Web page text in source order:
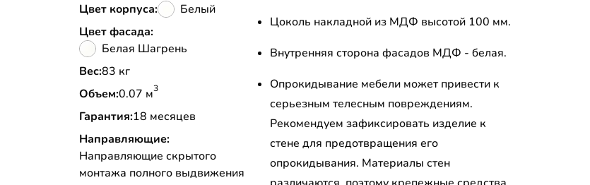
Цвет корпуса:
Белый
Цвет фасада:
Белая Шагрень
Вес:
83 кг
Объем:
0.07 м3
Гарантия:18 месяцев
Направляющие:
Направляющие скрытого
монтажа полного выдвижения
Цоколь накладной из МДФ высотой 100 мм.
Внутренняя сторона фасадов МДФ - белая.
Опрокидывание мебели может привести к
серьезным телесным повреждениям.
Рекомендуем зафиксировать изделие к
стене для предотвращения его
опрокидывания. Материалы стен